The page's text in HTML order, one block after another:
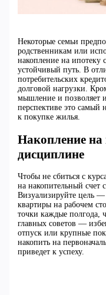
Некоторые семьи
родственникам или
накопление на
устойчивый путь. В
потребительских
долговой нагрузки.
мышление и позволяет
перспективе это
к покупке жилья.
Накопление на
дисциплине
Чтобы не сбиться с
на накопительный счет
Визуализируйте цель
квартиры на рабочем
точки каждые полгода,
главных советов —
отпуск или крупные
накопить на
приведет к успеху.